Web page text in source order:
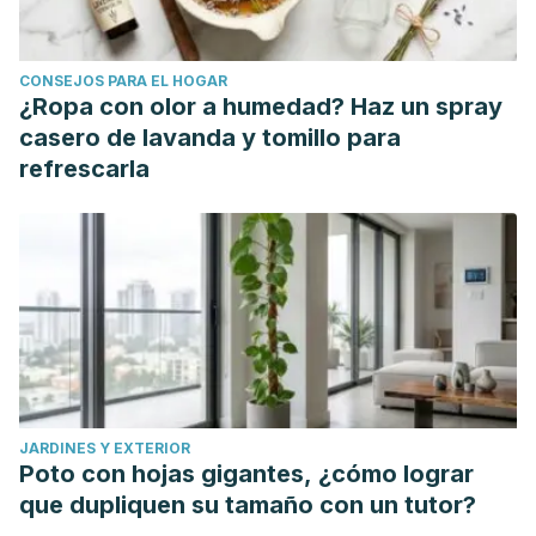
del extracto de Bougainvillea xbuttiana (variedad naranja)
en modelo murino. Revista Mexicana de Ciencias
Farmacéuticas, 47(3),60-66.[fecha de Consulta 12 de Abril
de 2021]. ISSN: 1870-0195. Disponible en:
https://www.redalyc.org/articulo.oa?id=57956611005
of Bougainvillea spectabilis or Paper Flower.
Pharmacognosy reviews, 11(21), 19–22.
https://doi.org/10.4103/phrev.phrev_44_16
CONSEJOS PARA EL HOGAR
¿Ropa con olor a humedad? Haz un spray
casero de lavanda y tomillo para
refrescarla
JARDINES Y EXTERIOR
Poto con hojas gigantes, ¿cómo lograr
que dupliquen su tamaño con un tutor?